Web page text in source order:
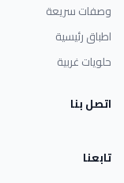
وصفات سريعة
اطباق رئيسية
حلويات غربية
اتصل بنا
تابعنا